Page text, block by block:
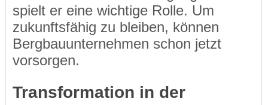
spielt er eine wichtige Rolle. Um
zukunftsfähig zu bleiben, können
Bergbauunternehmen schon jetzt
vorsorgen.
Transformation in der